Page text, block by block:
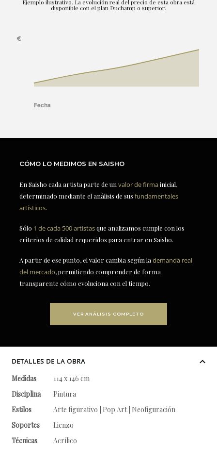
Ejemplo ilustrativo. La evolución real del precio de esta obra está
disponible con el plan Duchamp o superior.
CÓMO LO MEDIMOS EN SAISHO
En Saisho cada artista parte de un valor de firmainicial,
determinado mediante el análisis de sus fundamentales
artísticos.
Sólo 1 de cada 500 artistasque analizamos cumple con los
criterios de calidad requeridos para entrar en Saisho.
A partir de ese punto, el valor cambia según la demanda real
del mercado, permitiendo comprender de forma
transparente cómo evoluciona con el tiempo.
VER ANÁLISIS COMPLETO
DETALLES DE LA OBRA
Medidas
114 x 146 cm
Disciplina
Pintura
Estilos
Arte figurativo | Pop Art | Neofiguración
Soportes
Lienzo
Técnicas
Acrílico